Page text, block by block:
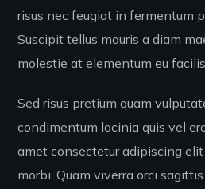
risus nec feugiat in fermentum
Suscipit tellus mauris a diam
molestie at elementum eu
Sed risus pretium quam
condimentum lacinia quis vel
amet consectetur adipiscing
morbi. Quam viverra orci